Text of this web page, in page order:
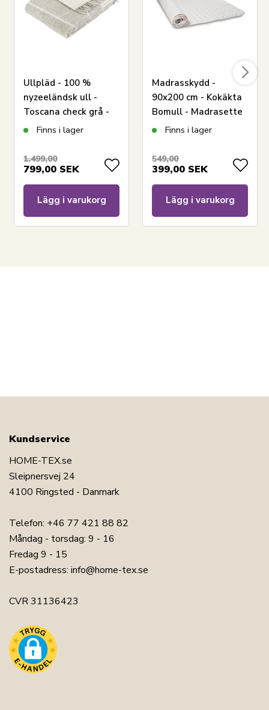
LÄGG I VARUKORGEN
Har du frågor om produkten?
Ullpläd - 100 %
nyzeeländsk ull -
Toscana check grå -
130x200 cm - By Borg
Finns i lager
1.499,00
799,00 SEK
Lägg i varukorg
Madrasskydd -
90x200 cm - Kokäkta
Bomull - Madrasette
Nordisk Tekstil
Finns i lager
549,00
399,00 SEK
Lägg i varukorg
Kundservice
HOME-TEX.se
Sleipnersvej 24
4100 Ringsted - Danmark
Telefon: +46 77 421 88 82
Måndag - torsdag: 9 - 16
Fredag 9 - 15
E-postadress: info@home-tex.se
CVR 31136423